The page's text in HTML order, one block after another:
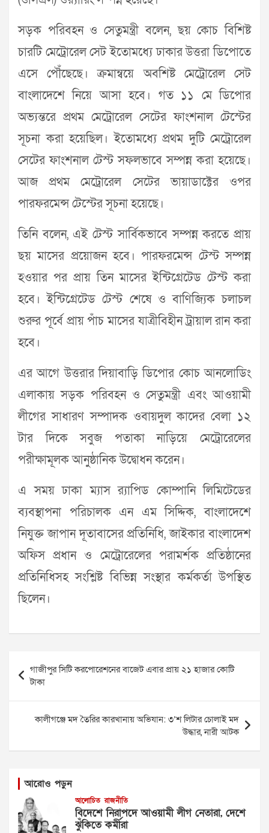
সড়ক পরিবহন ও সেতুমন্ত্রী বলেন, ছয় কোচ বিশিষ্ট
চারটি মেট্রোরেল সেট ইতোমধ্যে ঢাকার উত্তরা ডিপোতে
এসে পৌঁছেছে। ক্রমান্বয়ে অবশিষ্ট মেট্রোরেল সেট
বাংলাদেশে নিয়ে আসা হবে। গত ১১ মে ডিপোর
অভ্যন্তরে প্রথম মেট্রোরেল সেটের ফাংশনাল টেস্টের
সূচনা করা হয়েছিল। ইতোমধ্যে প্রথম দুটি মেট্রোরেল
সেটের ফাংশনাল টেস্ট সফলভাবে সম্পন্ন করা হয়েছে।
আজ প্রথম মেট্রোরেল সেটের ভায়াডাক্টের ওপর
পারফরমেন্স টেস্টের সূচনা হয়েছে।
তিনি বলেন, এই টেস্ট সার্বিকভাবে সম্পন্ন করতে প্রায়
ছয় মাসের প্রয়োজন হবে। পারফরমেন্স টেস্ট সম্পন্ন
হওয়ার পর প্রায় তিন মাসের ইন্টিগ্রেটেড টেস্ট করা
হবে। ইন্টিগ্রেটেড টেস্ট শেষে ও বাণিজ্যিক চলাচল
শুরুর পূর্বে প্রায় পাঁচ মাসের যাত্রীবিহীন ট্রায়াল রান করা
হবে।
এর আগে উত্তরার দিয়াবাড়ি ডিপোর কোচ আনলোডিং
এলাকায় সড়ক পরিবহন ও সেতুমন্ত্রী এবং আওয়ামী
লীগের সাধারণ সম্পাদক ওবায়দুল কাদের বেলা ১২
টার দিকে সবুজ পতাকা নাড়িয়ে মেট্রোরেলের
পরীক্ষামূলক আনুষ্ঠানিক উদ্বোধন করেন।
এ সময় ঢাকা ম্যাস র‌্যাপিড কোম্পানি লিমিটেডের
ব্যবস্থাপনা পরিচালক এন এম সিদ্দিক, বাংলাদেশে
নিযুক্ত জাপান দূতাবাসের প্রতিনিধি, জাইকার বাংলাদেশ
অফিস প্রধান ও মেট্রোরেলের পরামর্শক প্রতিষ্ঠানের
প্রতিনিধিসহ সংশ্লিষ্ট বিভিন্ন সংস্থার কর্মকর্তা উপস্থিত
ছিলেন।
navigation
গাজীপুর সিটি করপোরেশনের বাজেট এবার প্রায় ২১ হাজার কোটি
টাকা
কালীগঞ্জে মদ তৈরির কারখানায় অভিযান: ৩’শ লিটার চোলাই মদ
উদ্ধার, নারী আটক
আরোও পড়ুন
আলোচিত রাজনীতি
বিদেশে নিরাপদে আওয়ামী লীগ নেতারা, দেশে
ঝুঁকিতে কর্মীরা